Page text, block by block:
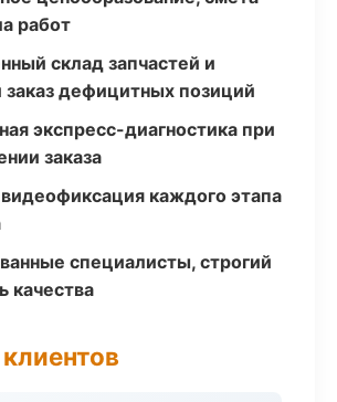
работ
склад запчастей и
заказ дефицитных позиций
экспресс-диагностика при
заказа
каждого этапа
специалисты, строгий
качества